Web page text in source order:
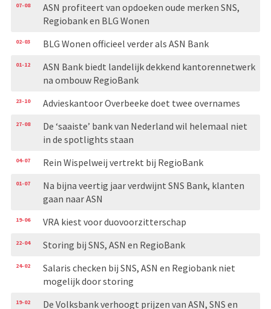
07-08
ASN profiteert van opdoeken oude merken SNS,
Regiobank en BLG Wonen
02-03 BLG Wonen officieel verder als ASN Bank
01-12
ASN Bank biedt landelijk dekkend kantorennetwerk
na ombouw RegioBank
23-10 Advieskantoor Overbeeke doet twee overnames
27-08
De ‘saaiste’ bank van Nederland wil helemaal niet
in de spotlights staan
04-07 Rein Wispelweij vertrekt bij RegioBank
01-07
Na bijna veertig jaar verdwijnt SNS Bank, klanten
gaan naar ASN
19-06 VRA kiest voor duovoorzitterschap
22-04 Storing bij SNS, ASN en RegioBank
24-02
Salaris checken bij SNS, ASN en Regiobank niet
mogelijk door storing
19-02 De Volksbank verhoogt prijzen van ASN, SNS en